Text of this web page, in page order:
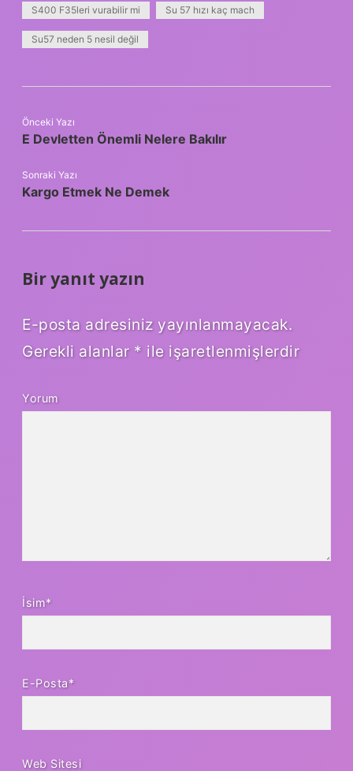
S400 F35leri vurabilir mi Su 57 hızı kaç mach
Su57 neden 5 nesil değil
Önceki Yazı
E Devletten Önemli Nelere Bakılır
Sonraki Yazı
Kargo Etmek Ne Demek
Bir yanıt yazın
E-posta adresiniz yayınlanmayacak.
Gerekli alanlar * ile işaretlenmişlerdir
Yorum
İsim*
E-Posta*
Web Sitesi